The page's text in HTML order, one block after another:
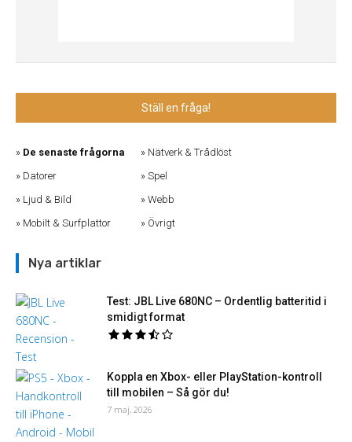
Ställ en fråga!
De senaste frågorna
Datorer
Ljud & Bild
Mobilt & Surfplattor
Nätverk & Trådlöst
Spel
Webb
Övrigt
Nya artiklar
Test: JBL Live 680NC – Ordentlig batteritid i
smidigt format
Koppla en Xbox- eller PlayStation-kontroll
till mobilen – Så gör du!
7 maj, 2026